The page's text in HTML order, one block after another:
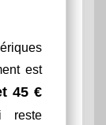
est
45 €
reste